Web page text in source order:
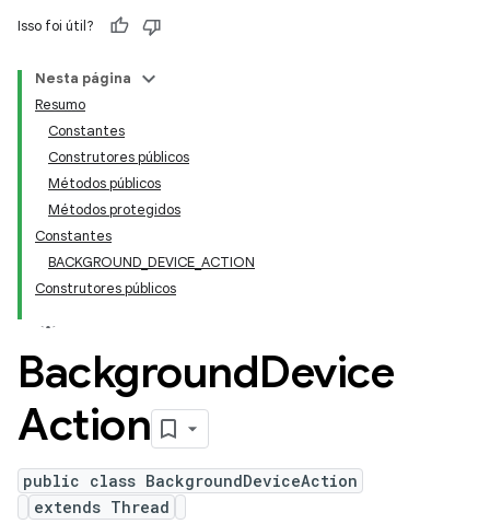
Isso foi útil?
Nesta página
Resumo
Constantes
Construtores públicos
Métodos públicos
Métodos protegidos
Constantes
BACKGROUND_DEVICE_ACTION
Construtores públicos
BackgroundDevice
Action
public class BackgroundDeviceAction
extends Thread